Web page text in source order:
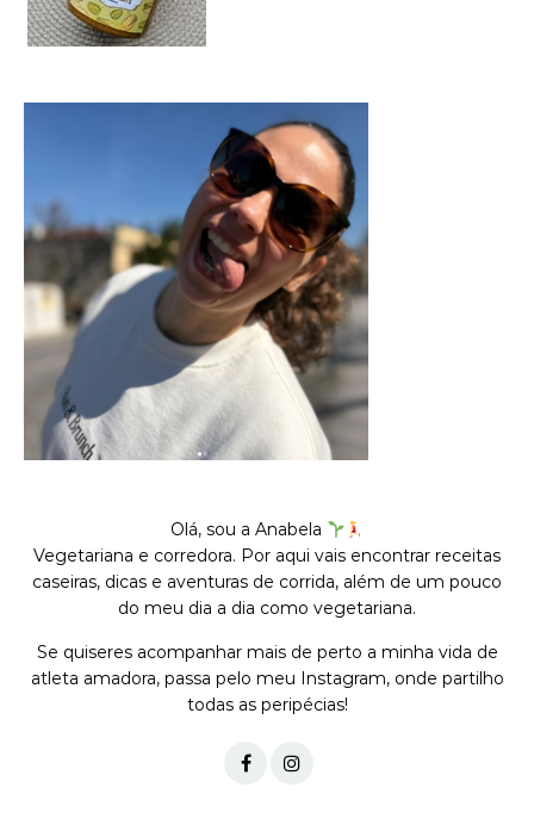
Olá, sou a Anabela
Vegetariana e corredora. Por aqui vais encontrar receitas
caseiras, dicas e aventuras de corrida, além de um pouco
do meu dia a dia como vegetariana.
Se quiseres acompanhar mais de perto a minha vida de
atleta amadora, passa pelo meu Instagram, onde partilho
todas as peripécias!